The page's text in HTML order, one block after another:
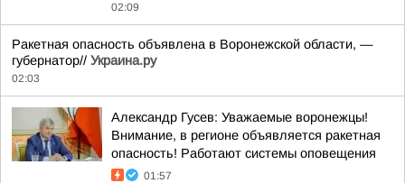
02:09
Ракетная опасность объявлена в Воронежской области, —
губернатор// Украина.ру
02:03
Александр Гусев: Уважаемые воронежцы!
Внимание, в регионе объявляется ракетная
опасность! Работают системы оповещения
01:57